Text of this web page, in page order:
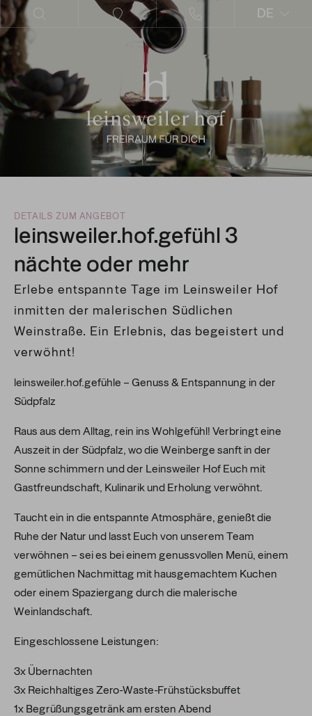
DE
DETAILS ZUM ANGEBOT
leinsweiler.hof.gefühl 3
nächte oder mehr
Erlebe entspannte Tage im Leinsweiler Hof
inmitten der malerischen Südlichen
Weinstraße. Ein Erlebnis, das begeistert und
verwöhnt!
leinsweiler.hof.gefühle – Genuss & Entspannung in der
Südpfalz
Raus aus dem Alltag, rein ins Wohlgefühl! Verbringt eine
Auszeit in der Südpfalz, wo die Weinberge sanft in der
Sonne schimmern und der Leinsweiler Hof Euch mit
Gastfreundschaft, Kulinarik und Erholung verwöhnt.
Taucht ein in die entspannte Atmosphäre, genießt die
Ruhe der Natur und lasst Euch von unserem Team
verwöhnen – sei es bei einem genussvollen Menü, einem
gemütlichen Nachmittag mit hausgemachtem Kuchen
oder einem Spaziergang durch die malerische
Weinlandschaft.
Eingeschlossene Leistungen:
3x Übernachten
3x Reichhaltiges Zero-Waste-Frühstücksbuffet
1x Begrüßungsgetränk am ersten Abend